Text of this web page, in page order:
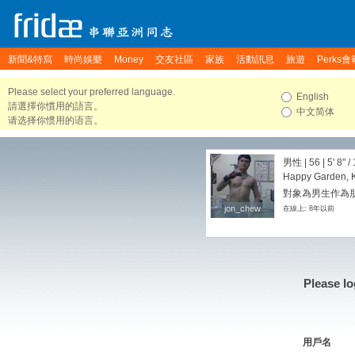
新聞&特寫 時尚娛樂 Money 交友社區 家族 活動訊息 旅遊 Perks會
Please select your preferred language.
請選擇你慣用的語言。
请选择你惯用的语言。
English
中文简体
jon_chew
jon_chew
男性 | 56 | 5' 8" /
Happy Garden,
對象為男生作為
在線上: 8年以前
Please
用戶名